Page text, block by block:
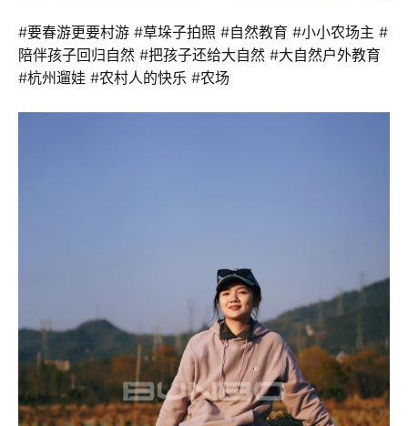
#要春游更要村游 #草垛子拍照 #自然教育 #小小农场主 #
陪伴孩子回归自然 #把孩子还给大自然 #大自然户外教育
#杭州遛娃 #农村人的快乐 #农场